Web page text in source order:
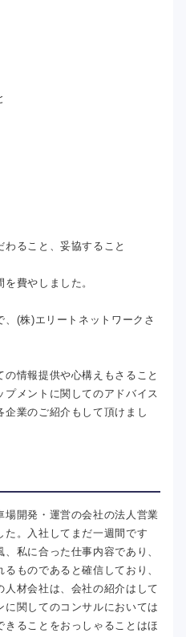
わること、妥協すること
費やしました。
(株)エリートネットワークさ
情報提供や心構えもさること
メントに関してのアドバイス
業のご紹介もして頂けまし
開発・運営の会社の法人営業
。入社してまだ一週間です
私に合った仕事内容であり、
ものであると確信しており、
材会社は、会社の紹介はして
に関してのコンサルにおいては
ることをおっしゃることはほ